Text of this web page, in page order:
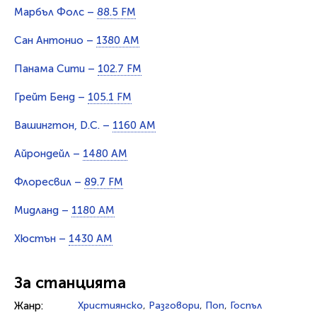
Марбъл Фолс – 88.5 FM
Сан Антонио – 1380 AM
Панама Сити – 102.7 FM
Грейт Бенд – 105.1 FM
Вашингтон, D.C. – 1160 AM
Айрондейл – 1480 AM
Флоресвил – 89.7 FM
Мидланд – 1180 AM
Хюстън – 1430 AM
За станцията
Жанр: Християнско, Разговори, Поп, Госпъл